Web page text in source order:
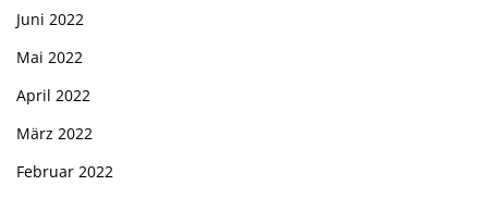
Juni 2022
Mai 2022
April 2022
März 2022
Februar 2022